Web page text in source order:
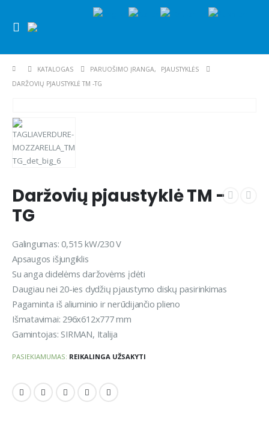
KATALOGAS PARUOŠIMO ĮRANGA,
PJAUSTYKLĖS
DARŽOVIŲ PJAUSTYKLĖ TM -TG
Daržovių pjaustyklė TM -
TG
Galingumas: 0,515 kW/230 V
Apsaugos išjungiklis
Su anga didelėms daržovėms įdėti
Daugiau nei 20-ies dydžių pjaustymo diskų pasirinkimas
Pagaminta iš aliuminio ir nerūdijančio plieno
Išmatavimai: 296x612x777 mm
Gamintojas: SIRMAN, Italija
PASIEKIAMUMAS: REIKALINGA UŽSAKYTI